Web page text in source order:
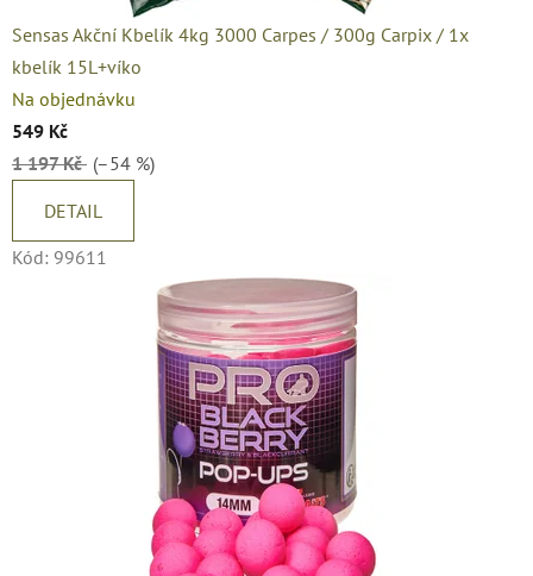
Sensas Akční Kbelík 4kg 3000 Carpes / 300g Carpix / 1x
kbelík 15L+víko
Na objednávku
549 Kč
1 197 Kč (–54 %)
DETAIL
Kód: 99611